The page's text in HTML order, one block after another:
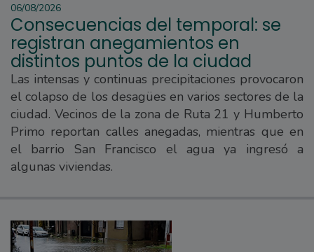
06/08/2026
Consecuencias del temporal: se
registran anegamientos en
distintos puntos de la ciudad
Las intensas y continuas precipitaciones provocaron
el colapso de los desagües en varios sectores de la
ciudad. Vecinos de la zona de Ruta 21 y Humberto
Primo reportan calles anegadas, mientras que en
el barrio San Francisco el agua ya ingresó a
algunas viviendas.